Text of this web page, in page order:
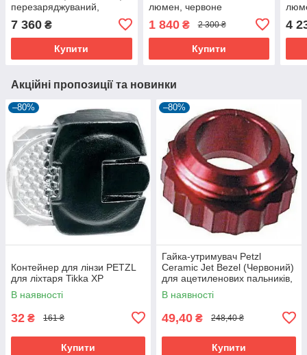
перезаряджуваний,
легкий, з Reactive lighting
та червоною підсвіткою
7 360 ₴
Купити
люмен, червоне
освітлення, без ремінця.
1 840₴ 2 300 ₴
Купити
4
Акційні пропозиції та новинки
–80%
Контейнер для лінзи PETZL
для ліхтаря Tikka XP
В наявності
32 ₴ 161 ₴
Купити
–80%
Гайка-утримувач Petzl
Ceramic Jet Bezel (Червоний)
для ацетиленових пальників,
10 г, CE
В наявності
49,40 ₴ 248,40 ₴
Купити